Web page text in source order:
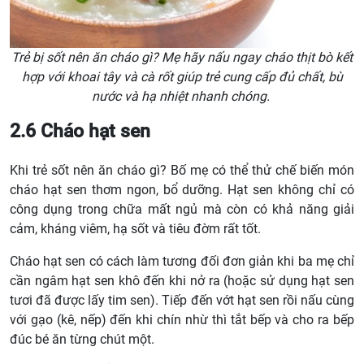
Trẻ bị sốt nên ăn cháo gì? Mẹ hãy nấu ngay cháo thịt bò kết
hợp với khoai tây và cà rốt giúp trẻ cung cấp đủ chất, bù
nước và hạ nhiệt nhanh chóng.
2.6 Cháo hạt sen
Khi trẻ sốt nên ăn cháo gì? Bố mẹ có thể thử chế biến món
cháo hạt sen thơm ngon, bổ dưỡng. Hạt sen không chỉ có
công dụng trong chữa mất ngủ mà còn có khả năng giải
cảm, kháng viêm, hạ sốt và tiêu đờm rất tốt.
Cháo hạt sen có cách làm tương đối đơn giản khi ba mẹ chỉ
cần ngâm hạt sen khô đến khi nở ra (hoặc sử dụng hạt sen
tươi đã được lấy tim sen). Tiếp đến vớt hạt sen rồi nấu cùng
với gạo (kê, nếp) đến khi chín nhừ thì tắt bếp và cho ra bếp
đúc bé ăn từng chút một.